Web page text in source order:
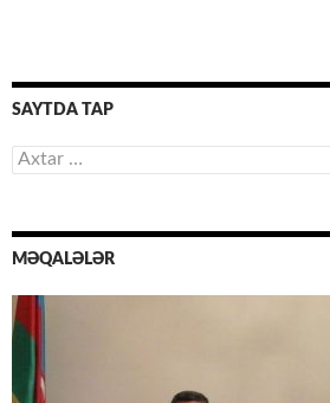
SAYTDA TAP
Axtarış:
MƏQALƏLƏR